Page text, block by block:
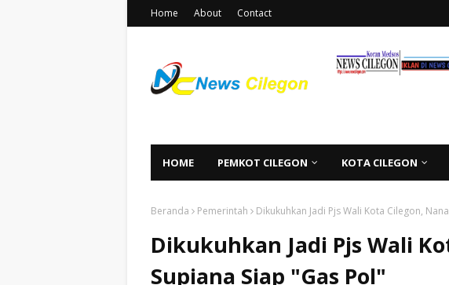
Home About Contact
HOME PEMKOT CILEGON KOTA CILEGON
Beranda Pemerintah Dikukuhkan Jadi Pjs Wali Kota Cilegon,
Dikukuhkan Jadi Pjs Wali
Supiana Siap "Gas Pol"